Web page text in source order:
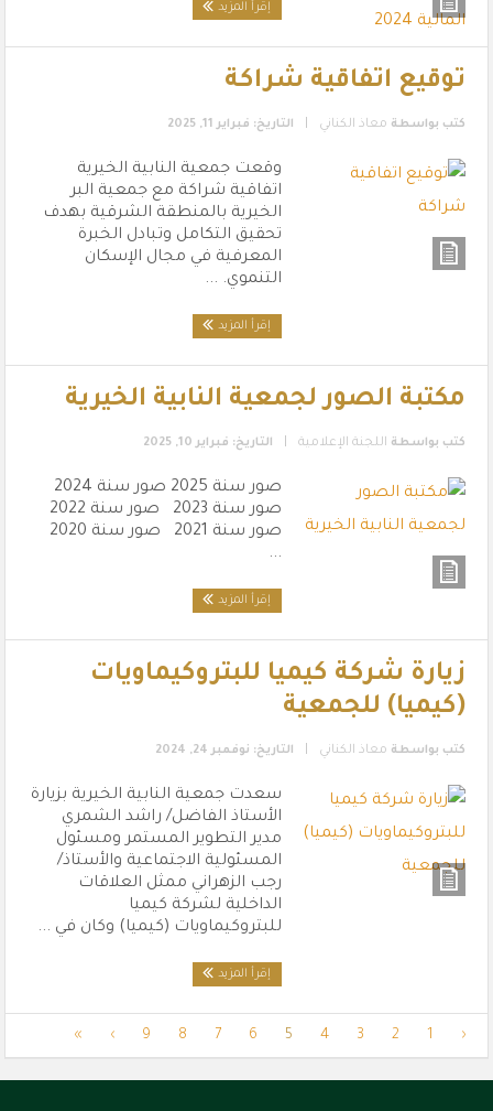
إقرأ المزيد
توقيع اتفاقية شراكة
كتب بواسطة معاذ الكناني التاريخ: فبراير 11, 2025
اتفاقية شراكة مع جمعية البر
الخيرية بالمنطقة الشرقية بهدف
تحقيق التكامل وتبادل الخبرة
المعرفية في مجال الإسكان
التنموي. ...
إقرأ المزيد
مكتبة الصور لجمعية النابية الخيرية
كتب بواسطة اللجنة الإعلامية التاريخ: فبراير 10, 2025
...
إقرأ المزيد
زيارة شركة كيميا للبتروكيماويات
(كيميا) للجمعية
كتب بواسطة معاذ الكناني التاريخ: نوفمبر 24, 2024
سعدت جمعية النابية الخيرية بزيارة
الأستاذ الفاضل/ راشد الشمري
مدير التطوير المستمر ومسئول
المسئولية الاجتماعية والأستاذ/
رجب الزهراني ممثل العلاقات
الداخلية لشركة كيميا
للبتروكيماويات (كيميا) وكان في ...
إقرأ المزيد
‹
1
2
3
4
5
6
7
8
9
›
»